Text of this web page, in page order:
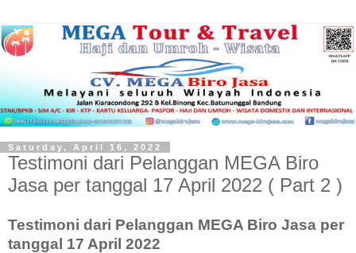
Saturday, April 16, 2022
Testimoni dari Pelanggan MEGA Biro
Jasa per tanggal 17 April 2022 ( Part 2 )
Testimoni dari Pelanggan MEGA Biro Jasa per
tanggal 17 April 2022